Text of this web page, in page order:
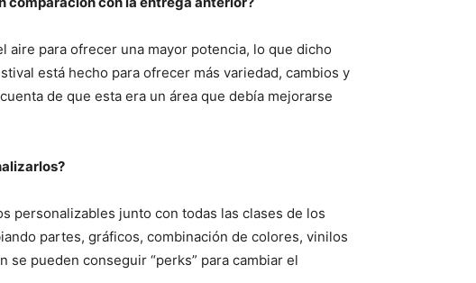
aire para ofrecer una mayor potencia, lo que dicho
está hecho para ofrecer más variedad, cambios y
de que esta era un área que debía mejorarse
personalizables junto con todas las clases de los
partes, gráficos, combinación de colores, vinilos
pueden conseguir “perks” para cambiar el